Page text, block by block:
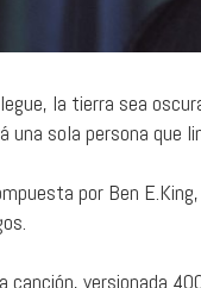
la tierra sea
una sola persona que
por Ben
canción, versionada